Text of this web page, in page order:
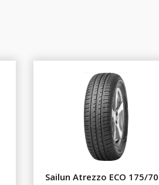
Sailun Atrezzo ECO 175/70